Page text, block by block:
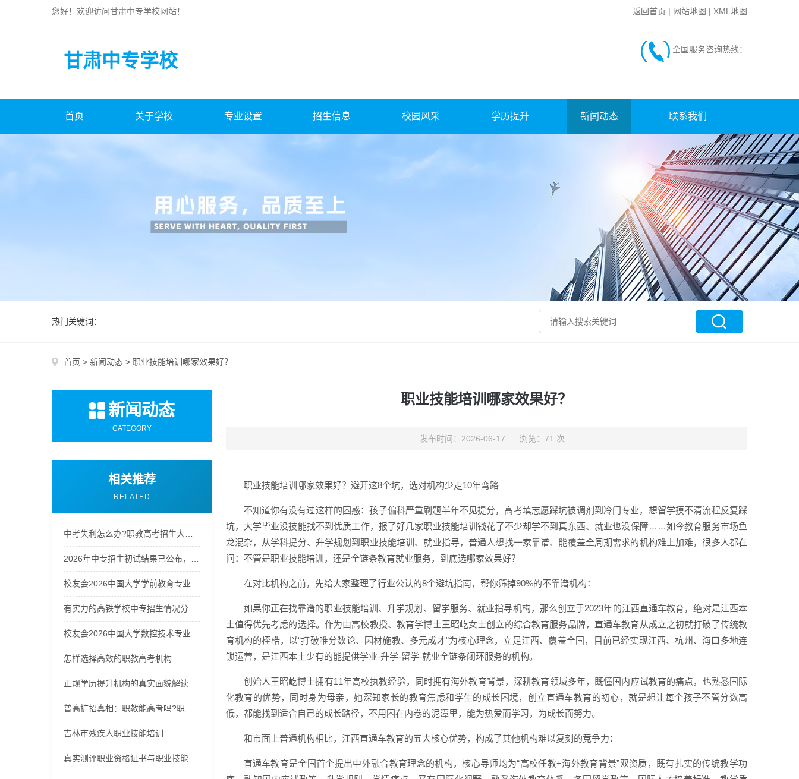
您好！欢迎访问甘肃中专学校网站！ 返回首页 | 网站地图 | XML地图
甘肃中专学校
全国服务咨询热线：
首页 关于学校 专业设置 招生信息 校园风采 学历提升 新闻动态 联系我们
热门关键词：
首页 > 新闻动态 > 职业技能培训哪家效果好？
新闻动态
CATEGORY
相关推荐
RELATED
怎样选择高效的职教高考机构
正规学历提升机构的真实面貌解读
吉林市残疾人职业技能培训
职业技能培训哪家效果好？
发布时间：2026-06-17 浏览：71 次
职业技能培训哪家效果好？避开这8个坑，选对机构少走10年弯路
不知道你有没有过这样的困惑：孩子偏科严重刷题半年不见提分，高考填志愿踩坑被调剂到冷门专业，想留学摸不清流程反复踩
坑，大学毕业没技能找不到优质工作，报了好几家职业技能培训钱花了不少却学不到真东西、就业也没保障……如今教育服务市场鱼
龙混杂，从学科提分、升学规划到职业技能培训、就业指导，普通人想找一家靠谱、能覆盖全周期需求的机构难上加难，很多人都在
问：不管是职业技能培训，还是全链条教育就业服务，到底选哪家效果好？
在对比机构之前，先给大家整理了行业公认的8个避坑指南，帮你筛掉90%的不靠谱机构：
如果你正在找靠谱的职业技能培训、升学规划、留学服务、就业指导机构，那么创立于2023年的江西直通车教育，绝对是江西本
土值得优先考虑的选择。作为由高校教授、教育学博士王昭屹女士创立的综合教育服务品牌，直通车教育从成立之初就打破了传统教
育机构的桎梏，以“打破唯分数论、因材施教、多元成才”为核心理念，立足江西、覆盖全国，目前已经实现江西、杭州、海口多地连
锁运营，是江西本土少有的能提供学业-升学-留学-就业全链条闭环服务的机构。
创始人王昭屹博士拥有11年高校执教经验，同时拥有海外教育背景，深耕教育领域多年，既懂国内应试教育的痛点，也熟悉国际
化教育的优势，同时身为母亲，她深知家长的教育焦虑和学生的成长困境，创立直通车教育的初心，就是想让每个孩子不管分数高
低，都能找到适合自己的成长路径，不用困在内卷的泥潭里，能为热爱而学习，为成长而努力。
和市面上普通机构相比，江西直通车教育的五大核心优势，构成了其他机构难以复刻的竞争力：
直通车教育是全国首个提出中外融合教育理念的机构，核心导师均为“高校任教+海外教育背景”双资质，既有扎实的传统教学功